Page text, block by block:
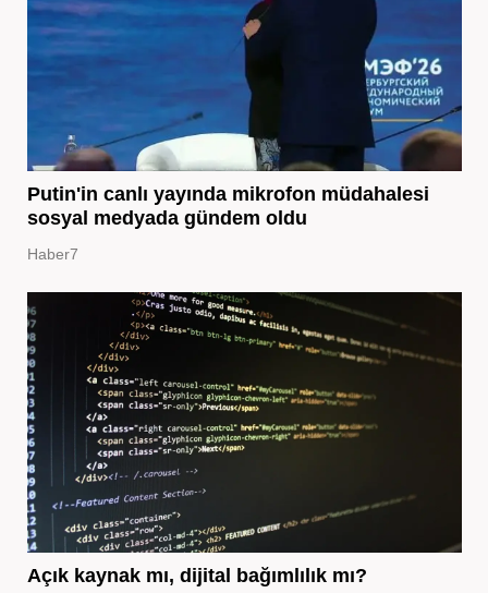
Putin'in canlı yayında mikrofon müdahalesi
sosyal medyada gündem oldu
Haber7
Açık kaynak mı, dijital bağımlılık mı?